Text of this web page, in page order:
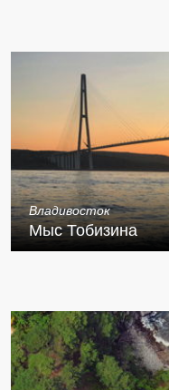
Владивосток
Мыс Тобизина